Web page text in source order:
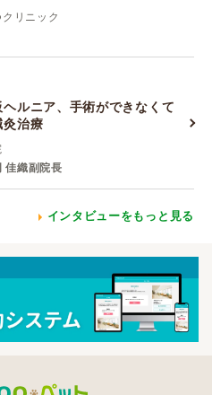
リニック
ルニア、手術ができなくて
灸治療
佳織副院長
インタビューをもっと見る